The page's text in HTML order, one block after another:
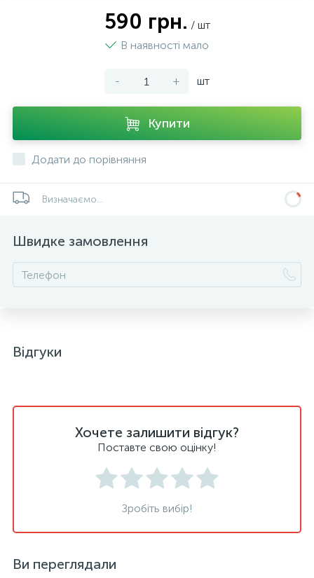
590 грн. / шт
В наявності мало
- + шт
Купити
Додати до порівняння
Визначаємо...
Швидке замовлення
Відгуки
Хочете залишити відгук?
Поставте свою оцінку!
Зробіть вибір!
Ви переглядали